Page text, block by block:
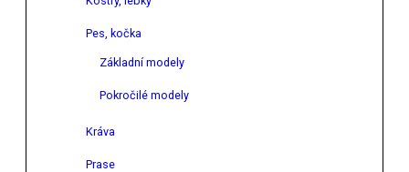
Pes, kočka
Základní modely
Pokročilé modely
Kráva
Prase